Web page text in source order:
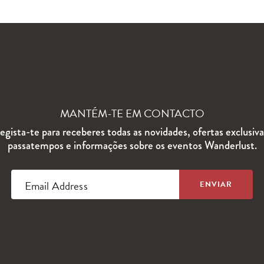
MANTÉM-TE EM CONTACTO
te para receberes todas as novidades, ofertas
passatempos e informações sobre os eventos Wanderlust.
Email Address